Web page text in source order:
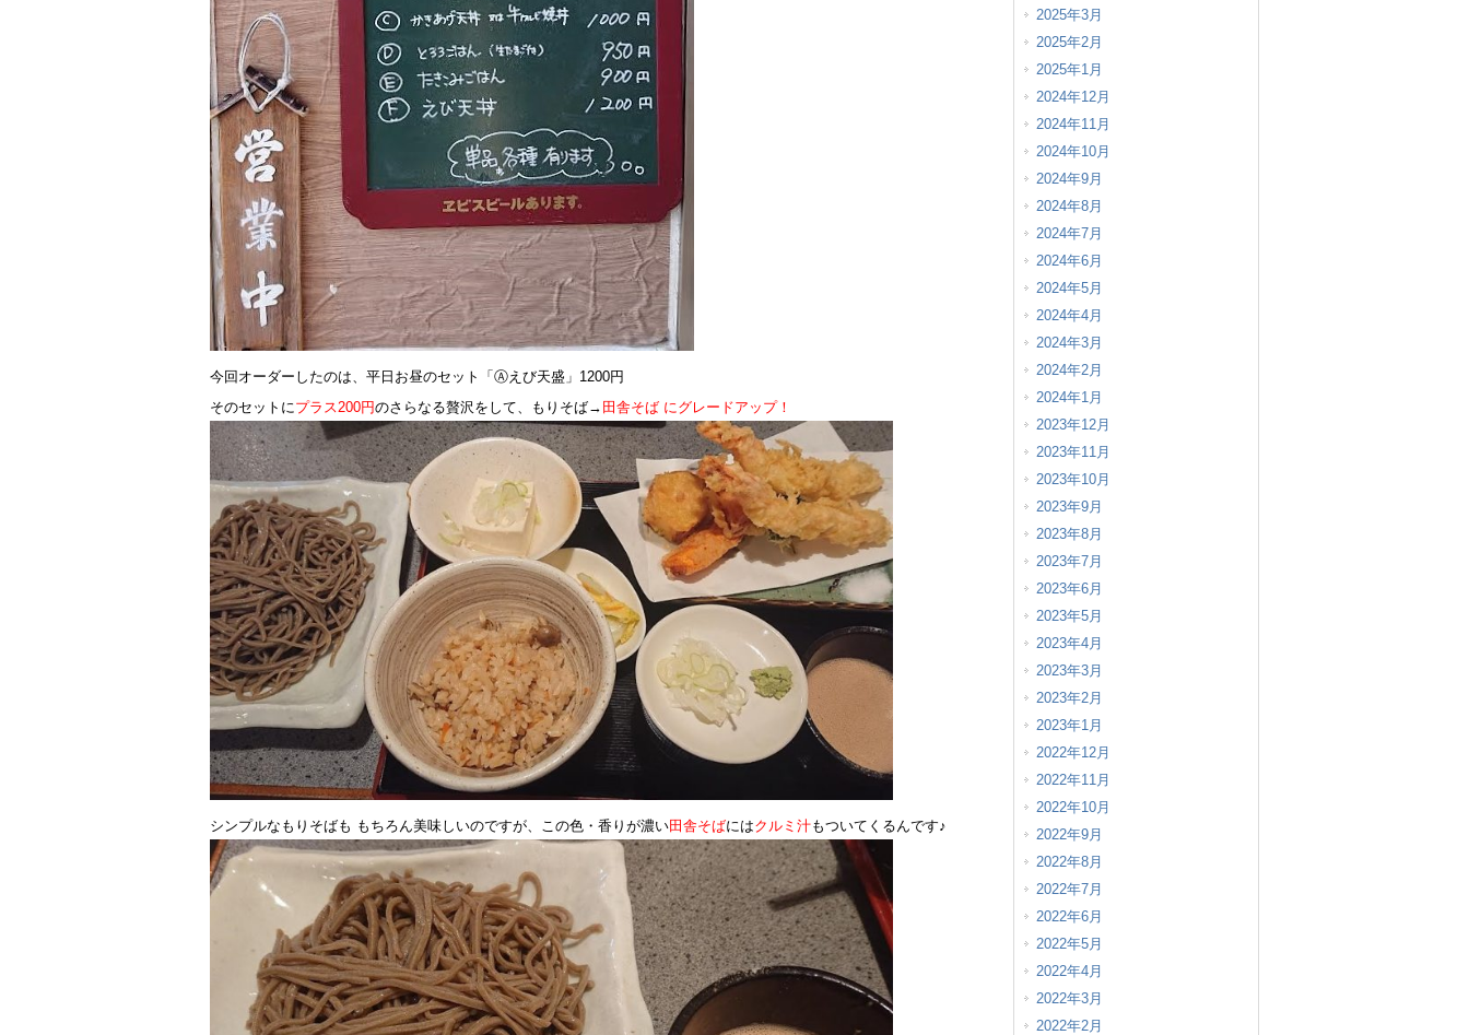
今回オーダーしたのは、平日お昼のセット「Ⓐえび天盛」1200円
そのセットにプラス200円のさらなる贅沢をして、もりそば→ 田舎そば にグレードアップ！
シンプルなもりそばも もちろん美味しいのですが、この色・香りが濃い田舎そばにはクルミ汁もついてくるんです♪
2025年3月
2025年2月
2025年1月
2024年12月
2024年11月
2024年10月
2024年9月
2024年8月
2024年7月
2024年6月
2024年5月
2024年4月
2024年3月
2024年2月
2024年1月
2023年12月
2023年11月
2023年10月
2023年9月
2023年8月
2023年7月
2023年6月
2023年5月
2023年4月
2023年3月
2023年2月
2023年1月
2022年12月
2022年11月
2022年10月
2022年9月
2022年8月
2022年7月
2022年6月
2022年5月
2022年4月
2022年3月
2022年2月